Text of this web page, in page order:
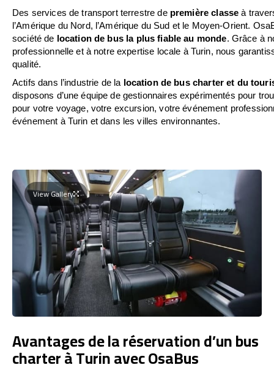
Des services de transport terrestre de première classe à
l’Amérique du Nord, l’Amérique du Sud et le Moyen-Orient.
société de location de bus la plus fiable au monde. Grâce à
professionnelle et à notre expertise locale à Turin, nous
qualité.
Actifs dans l’industrie de la location de bus charter et du
disposons d’une équipe de gestionnaires expérimentés pour
pour votre voyage, votre excursion, votre événement
événement à Turin et dans les villes environnantes.
View Gallery
Avantages de la réservation d’un bus
charter à Turin avec OsaBus